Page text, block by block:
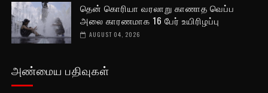
தென் கொரியா வரலாறு காணாத வெப்ப
அலை காரணமாக 16 பேர் உயிரிழப்பு
AUGUST 04, 2026
அண்மைய பதிவுகள்